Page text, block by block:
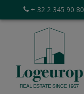
+ 32 2 345 90 80